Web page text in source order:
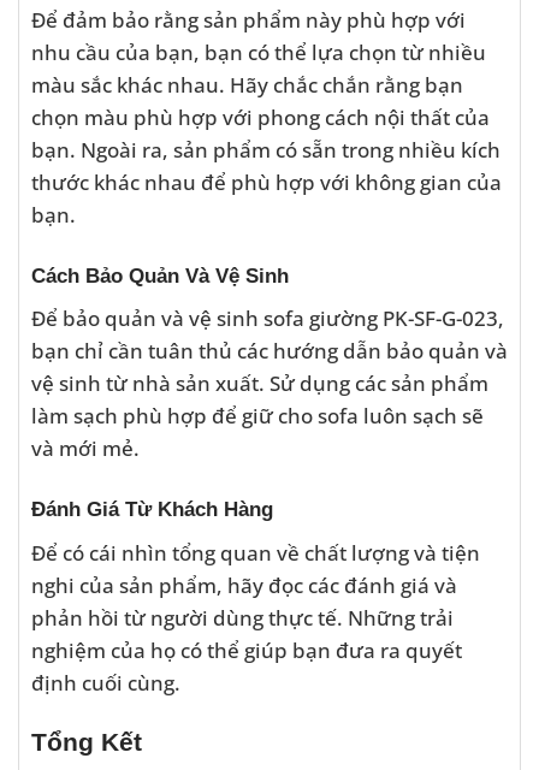
Để đảm bảo rằng sản phẩm này phù hợp với
nhu cầu của bạn, bạn có thể lựa chọn từ nhiều
màu sắc khác nhau. Hãy chắc chắn rằng bạn
chọn màu phù hợp với phong cách nội thất của
bạn. Ngoài ra, sản phẩm có sẵn trong nhiều kích
thước khác nhau để phù hợp với không gian của
bạn.
Cách Bảo Quản Và Vệ Sinh
Để bảo quản và vệ sinh sofa giường PK-SF-G-023,
bạn chỉ cần tuân thủ các hướng dẫn bảo quản và
vệ sinh từ nhà sản xuất. Sử dụng các sản phẩm
làm sạch phù hợp để giữ cho sofa luôn sạch sẽ
và mới mẻ.
Đánh Giá Từ Khách Hàng
Để có cái nhìn tổng quan về chất lượng và tiện
nghi của sản phẩm, hãy đọc các đánh giá và
phản hồi từ người dùng thực tế. Những trải
nghiệm của họ có thể giúp bạn đưa ra quyết
định cuối cùng.
Tổng Kết